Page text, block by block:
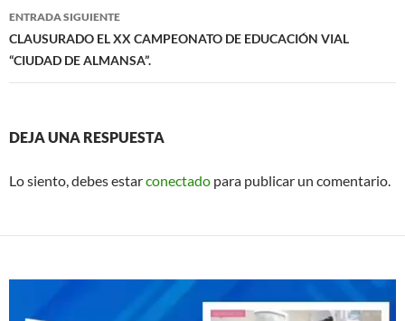
ENTRADA SIGUIENTE
CLAUSURADO EL XX CAMPEONATO DE EDUCACIÓN VIAL
“CIUDAD DE ALMANSA”.
DEJA UNA RESPUESTA
Lo siento, debes estarconectado para publicar un comentario.